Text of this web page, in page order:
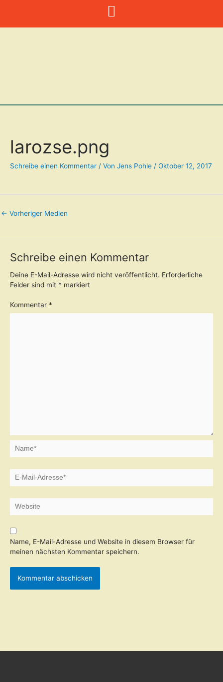
larozse.png
Schreibe einen Kommentar / Von Jens Pohle / Oktober 12, 2017
← Vorheriger Medien
Schreibe einen Kommentar
Deine E-Mail-Adresse wird nicht veröffentlicht. Erforderliche
Felder sind mit * markiert
Kommentar *
Name*
E-
Website
Name, E-Mail-Adresse und Website in diesem Browser für
meinen nächsten Kommentar speichern.